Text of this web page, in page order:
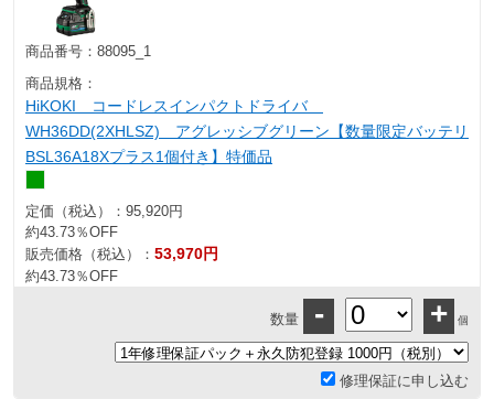
商品番号： 88095_1
商品規格：
HiKOKI コードレスインパクトドライバ
WH36DD(2XHLSZ) アグレッシブグリーン【数量限定バッテリ
BSL36A18Xプラス1個付き】特価品
定価（税込）： 95,920円
約43.73％OFF
販売価格（税込）： 53,970円
約43.73％OFF
数量 - + 個
修理保証に申し込む